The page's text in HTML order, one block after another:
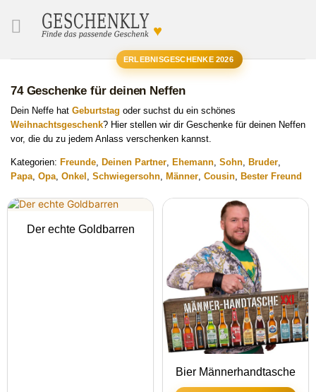
ERLEBNISGESCHENKE 2026
♥
74 Geschenke für deinen Neffen
Dein Neffe hat Geburtstag oder suchst du ein schönes
Weihnachtsgeschenk? Hier stellen wir dir Geschenke für deinen Neffen
vor, die du zu jedem Anlass verschenken kannst.
Kategorien: Freunde, Deinen Partner, Ehemann, Sohn, Bruder,
Papa, Opa, Onkel , Schwiegersohn, Männer, Cousin, Bester Freund
Der echte Goldbarren
Bier Männerhandtasche